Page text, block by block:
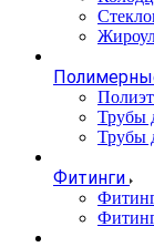
Трубы
Трубы
Фитинги